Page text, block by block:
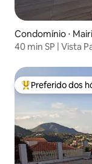
Condomínio ⋅
40 min SP | Vista
Entre os
Preferido dos